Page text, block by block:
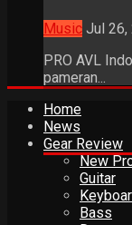
Music Jul 26,
PRO AVL
pameran...
Home
News
Gear Review
New
Guitar
Bass